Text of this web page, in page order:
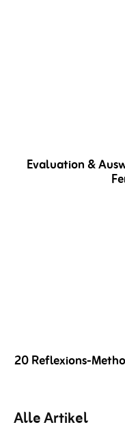
Evaluation &
20 Reflexions-
Alle Artikel